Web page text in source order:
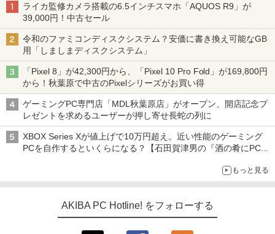
ライカ監修カメラ搭載の6.5インチスマホ「AQUOS R9」が
39,000円！中古セール
令和のファミコンディスクシステム？安価に書き換え可能なGB
用「しましまディスクシステム」
「Pixel 8」が42,300円から、「Pixel 10 Pro Fold」が169,800円
から！秋葉原で中古のPixelシリーズがお買い得
ゲーミングPC専門店「MDL秋葉原店」がオープン、開店記念プ
レゼントを求めるユーザーが押し寄せ長蛇の列に
XBOX Series Xが値上げで10万円超え。近い性能のゲーミング
PCを自作するといくらになる？【石田賀津男の『酒の肴にPCゲ
もっと見る
AKIBA PC Hotline! をフォローする